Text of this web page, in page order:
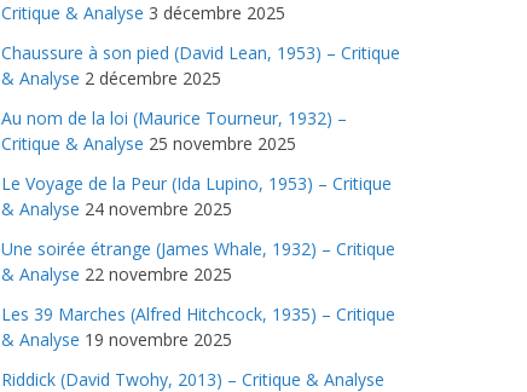
Critique & Analyse 3 décembre 2025
Chaussure à son pied (David Lean, 1953) – Critique
& Analyse 2 décembre 2025
Au nom de la loi (Maurice Tourneur, 1932) –
Critique & Analyse 25 novembre 2025
Le Voyage de la Peur (Ida Lupino, 1953) – Critique
& Analyse 24 novembre 2025
Une soirée étrange (James Whale, 1932) – Critique
& Analyse 22 novembre 2025
Les 39 Marches (Alfred Hitchcock, 1935) – Critique
& Analyse 19 novembre 2025
Riddick (David Twohy, 2013) – Critique & Analyse